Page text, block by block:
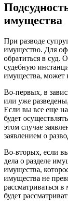
имущества
При разводе
имущество. Для
обратиться в суд.
судебную
имущества, может
Во-первых, в
или уже
Если вы все еще
будет
этом случае
заявлением о
Во-вторых, если
дела о разделе
имущества,
имущества не
рассматриваться
будет